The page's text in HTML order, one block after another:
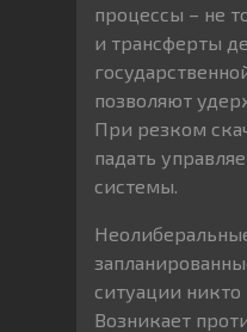
процессы – не
и трансферты
позволяют
При резком
падать
системы.
ситуации никто
Возникает